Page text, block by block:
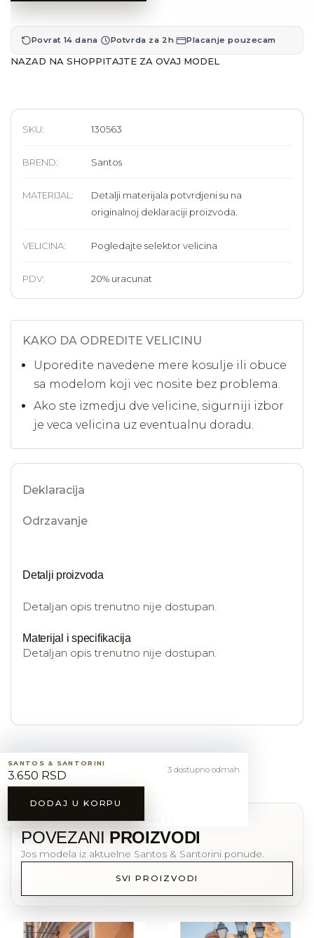
Povrat 14 dana· Potvrda za 2h· Placanje pouzecam
NAZAD NA SHOPPITAJTE ZA OVAJ MODEL
SKU: 130563
BREND: Santos
MATERIJAL:
Detalji materijala potvrdjeni su na
originalnoj deklaraciji proizvoda.
VELICINA: Pogledajte selektor velicina
PDV: 20% uracunat
KAKO DA ODREDITE VELICINU
Uporedite navedene mere kosulje ili obuce
sa modelom koji vec nosite bez problema.
Ako ste izmedju dve velicine, sigurniji izbor
je veca velicina uz eventualnu doradu.
Deklaracija
Odrzavanje
Detalji proizvoda
Detaljan opis trenutno nije dostupan.
Materijal i specifikacija
Detaljan opis trenutno nije dostupan.
SANTOS & SANTORINI
3.650 RSD 3 dostupno odmah
DODAJ U KORPU
MOZDA CE VAM SE DOPASTI
POVEZANIPROIZVODI
Jos modela iz aktuelne Santos & Santorini ponude.
SVI PROIZVODI